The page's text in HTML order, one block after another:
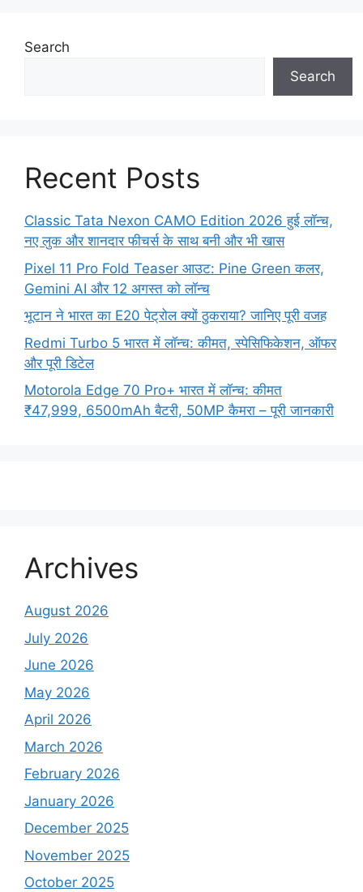
Search
Search
Recent Posts
Classic Tata Nexon CAMO Edition 2026 हुई लॉन्च,
नए लुक और शानदार फीचर्स के साथ बनी और भी खास
Pixel 11 Pro Fold Teaser आउट: Pine Green कलर,
Gemini AI और 12 अगस्त को लॉन्च
भूटान ने भारत का E20 पेट्रोल क्यों ठुकराया? जानिए पूरी वजह
Redmi Turbo 5 भारत में लॉन्च: कीमत, स्पेसिफिकेशन, ऑफर
और पूरी डिटेल
Motorola Edge 70 Pro+ भारत में लॉन्च: कीमत
₹47,999, 6500mAh बैटरी, 50MP कैमरा – पूरी जानकारी
Archives
August 2026
July 2026
June 2026
May 2026
April 2026
March 2026
February 2026
January 2026
December 2025
November 2025
October 2025